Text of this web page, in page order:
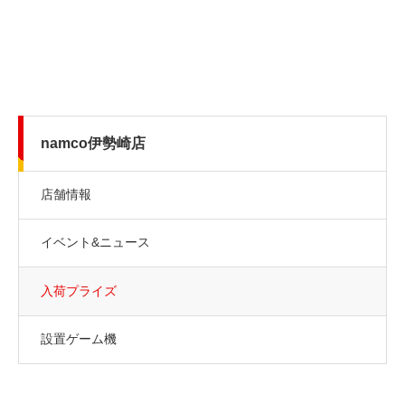
namco伊勢崎店
店舗情報
イベント&ニュース
入荷プライズ
設置ゲーム機